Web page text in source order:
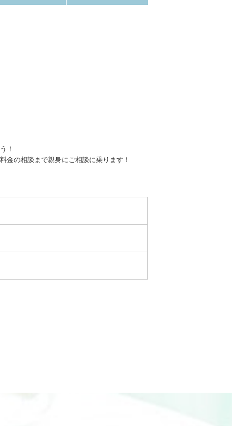
！
金の相談まで親身にご相談に乗ります！